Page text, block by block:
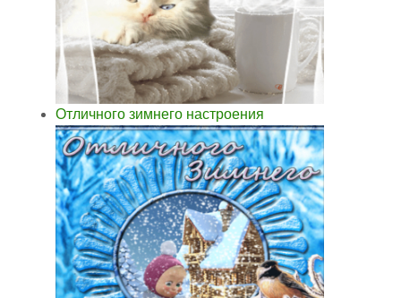
Отличного зимнего настроения